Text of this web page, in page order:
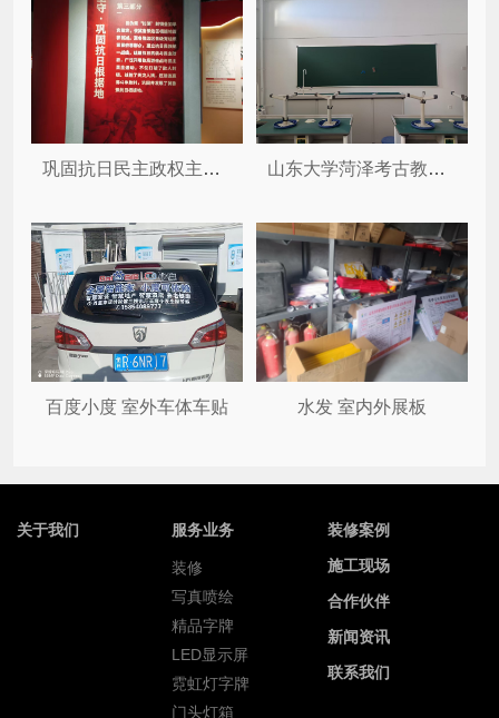
巩固抗日民主政权主题陈列厅 山东大学菏泽考古教学与科研基地...
百度小度 室外车体车贴 水发 室内外展板
关于我们 服务业务
装修
写真喷绘
精品字牌
LED显示屏
霓虹灯字牌
门头灯箱
装修案例
施工现场
合作伙伴
新闻资讯
联系我们